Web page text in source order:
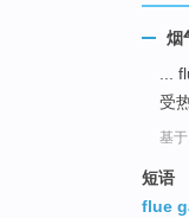
烟
...
受
基
短语
flue